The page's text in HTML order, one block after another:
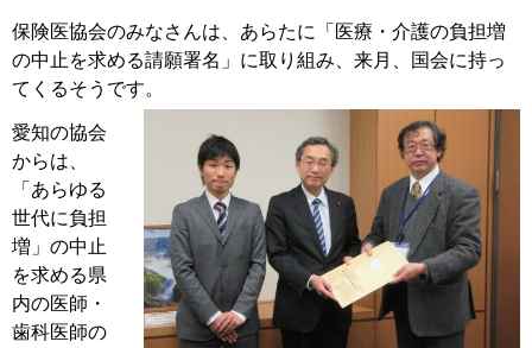
保険医協会のみなさんは、あらたに「医療・介護の負担増
の中止を求める請願署名」に取り組み、来月、国会に持っ
てくるそうです。
愛知の協会
からは、
「あらゆる
世代に負担
増」の中止
を求める県
内の医師・
歯科医師の